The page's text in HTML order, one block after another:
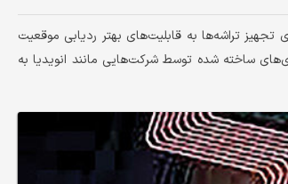
تراشه‌ها به قابلیت‌های بهتر ردیابی موقعیت
ساخته شده توسط شرکت‌هایی مانند انویدیا به